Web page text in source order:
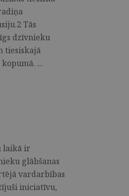
Tās
dzīvnieku
tiesiskajā
...
laikā ir
glābšanas
vardarbības
iniciatīvu,